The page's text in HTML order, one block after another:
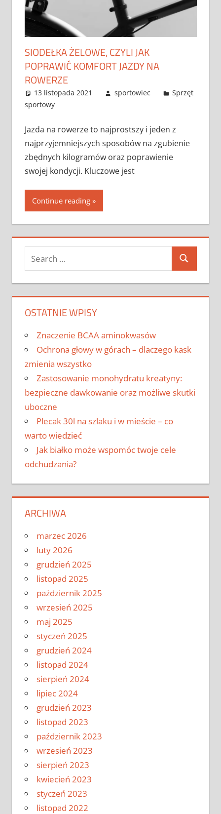
SIODEŁKA ŻELOWE, CZYLI JAK
POPRAWIĆ KOMFORT JAZDY NA
ROWERZE
13 listopada 2021 sportowiec
Sprzęt
sportowy
Jazda na rowerze to najprostszy i jeden z
najprzyjemniejszych sposobów na zgubienie
zbędnych kilogramów oraz poprawienie
swojej kondycji. Kluczowe jest
Continue reading
Search
for:
Search
OSTATNIE WPISY
Znaczenie BCAA aminokwasów
Ochrona głowy w górach – dlaczego kask
zmienia wszystko
Zastosowanie monohydratu kreatyny:
bezpieczne dawkowanie oraz możliwe skutki
uboczne
Plecak 30l na szlaku i w mieście – co
warto wiedzieć
Jak białko może wspomóc twoje cele
odchudzania?
ARCHIWA
marzec 2026
luty 2026
grudzień 2025
listopad 2025
październik 2025
wrzesień 2025
maj 2025
styczeń 2025
grudzień 2024
listopad 2024
sierpień 2024
lipiec 2024
grudzień 2023
listopad 2023
październik 2023
wrzesień 2023
sierpień 2023
kwiecień 2023
styczeń 2023
listopad 2022